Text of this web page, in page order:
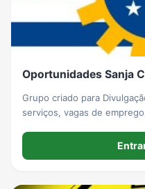
Oportunidades Sanja
Grupo criado para
serviços, vagas de
porém informem o valor no
desnecessárias.